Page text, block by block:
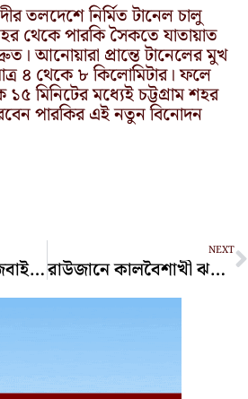
তলদেশে নির্মিত টানেল চালু
থেকে পারকি সৈকতে যাতায়াত
আনোয়ারা প্রান্তে টানেলের মুখ
৪ থেকে ৮ কিলোমিটার। ফলে
মিনিটের মধ্যেই চট্টগ্রাম শহর
পারকির এই নতুন বিনোদন
‘কোরবানি শুধু পশু জবাই নয়, মনের পশুত্বকে পরাভূত করার দীক্ষা’
NEXT
রাউজানে কালবৈশাখী ঝড়ে গাছচাপায় অটোরিকশা চালকের মৃত্যু